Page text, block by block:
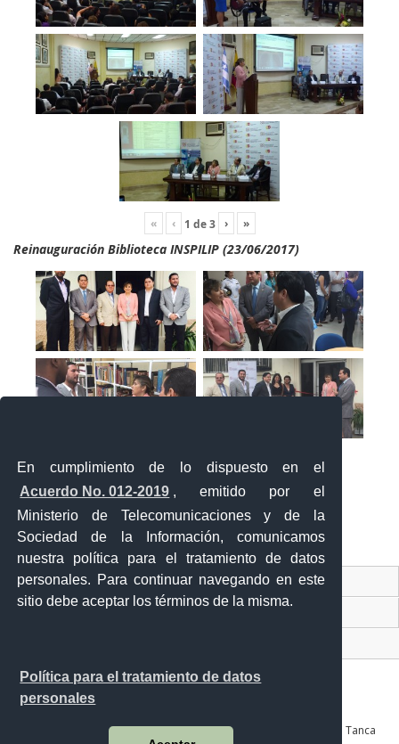
En cumplimiento de lo dispuesto en el
Acuerdo No. 012-2019 , emitido por el
Ministerio de Telecomunicaciones y de la
Sociedad de la Información, comunicamos
nuestra política para el tratamiento de datos
personales. Para continuar navegando en este
sitio debe aceptar los términos de la misma.
Política para el tratamiento de datos
personales
« ‹ 1 de3 › »
Reinauguración Biblioteca INSPILIP (23/06/2017)
Contacto Ciudadano Digital
Av. Julián Coronel 905 entre Esmeraldas y José Mascote Av. Juan Tanca